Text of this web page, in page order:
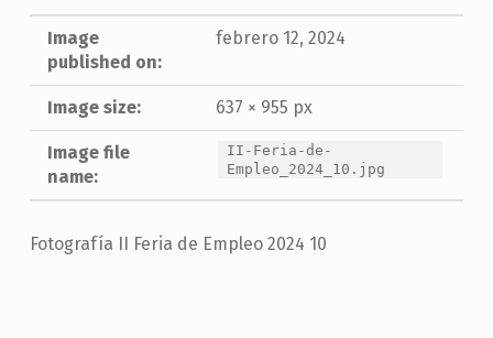
Image
published on:
febrero 12, 2024
Image size: 637 × 955 px
Image file
name:
II-Feria-de-
Empleo_2024_10.jpg
Fotografía II Feria de Empleo 2024 10